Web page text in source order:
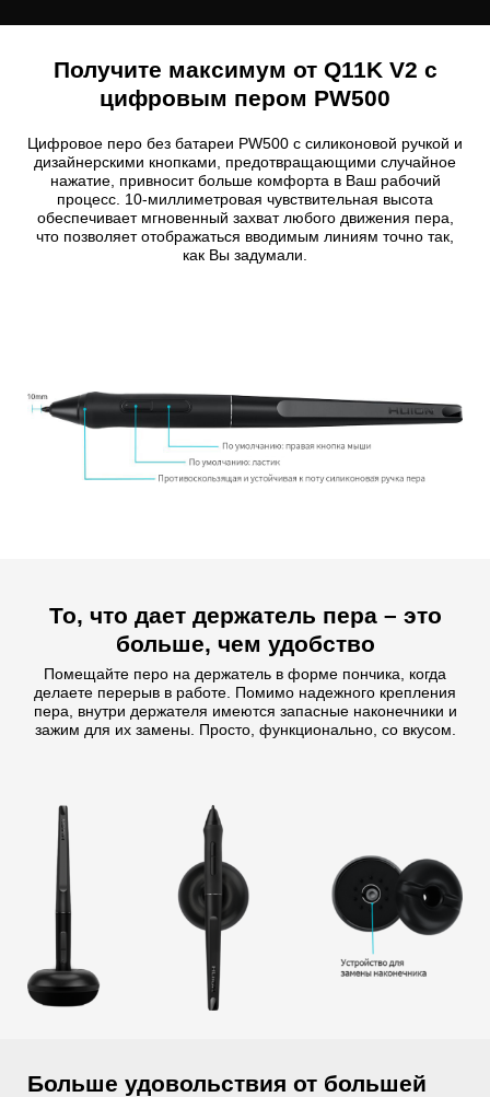
Получите максимум от Q11K V2 с
цифровым пером PW500
Цифровое перо без батареи PW500 с силиконовой ручкой и
дизайнерскими кнопками, предотвращающими случайное
нажатие, привносит больше комфорта в Ваш рабочий
процесс. 10-миллиметровая чувствительная высота
обеспечивает мгновенный захват любого движения пера,
что позволяет отображаться вводимым линиям точно так,
как Вы задумали.
То, что дает держатель пера – это
больше, чем удобство
Помещайте перо на держатель в форме пончика, когда
делаете перерыв в работе. Помимо надежного крепления
пера, внутри держателя имеются запасные наконечники и
зажим для их замены. Просто, функционально, со вкусом.
Больше удовольствия от большей